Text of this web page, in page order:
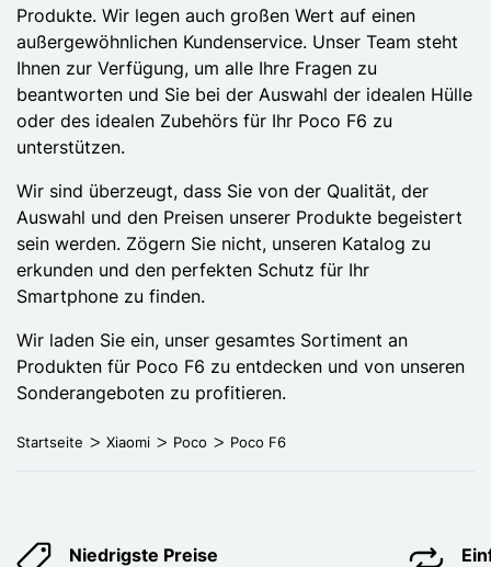
Produkte. Wir legen auch großen Wert auf einen
außergewöhnlichen Kundenservice. Unser Team steht
Ihnen zur Verfügung, um alle Ihre Fragen zu
beantworten und Sie bei der Auswahl der idealen Hülle
oder des idealen Zubehörs für Ihr Poco F6 zu
unterstützen.
Wir sind überzeugt, dass Sie von der Qualität, der
Auswahl und den Preisen unserer Produkte begeistert
sein werden. Zögern Sie nicht, unseren Katalog zu
erkunden und den perfekten Schutz für Ihr
Smartphone zu finden.
Wir laden Sie ein, unser gesamtes Sortiment an
Produkten für Poco F6 zu entdecken und von unseren
Sonderangeboten zu profitieren.
Startseite Xiaomi Poco Poco F6
Niedrigste Preise